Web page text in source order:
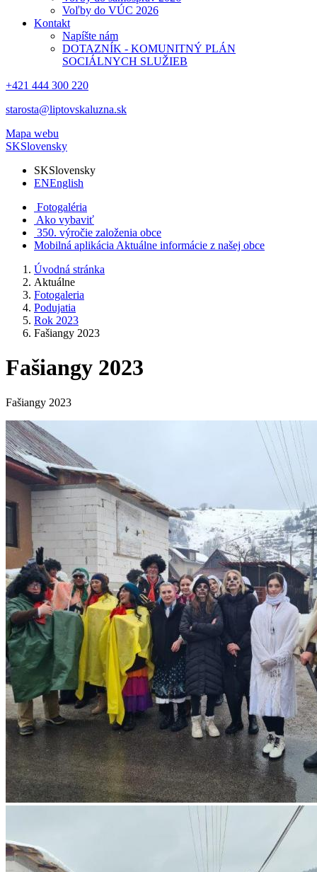
Voľby do VÚC 2026
Kontakt
Napíšte nám
DOTAZNÍK - KOMUNITNÝ PLÁN
SOCIÁLNYCH SLUŽIEB
+421 444 300 220
starosta@liptovskaluzna.sk
Mapa webu
SKSlovensky
SKSlovensky
ENEnglish
Fotogaléria
Ako vybaviť
350. výročie založenia obce
Mobilná aplikácia Aktuálne informácie z našej obce
Úvodná stránka
Aktuálne
Fotogaleria
Podujatia
Rok 2023
Fašiangy 2023
Fašiangy 2023
Fašiangy 2023